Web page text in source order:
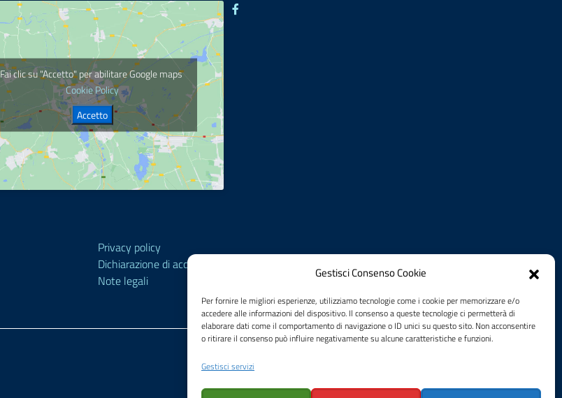
Gestisci Consenso Cookie
Per fornire le migliori esperienze, utilizziamo tecnologie come i cookie per memorizzare e/o
accedere alle informazioni del dispositivo. Il consenso a queste tecnologie ci permetterà di
elaborare dati come il comportamento di navigazione o ID unici su questo sito. Non acconsentire
o ritirare il consenso può influire negativamente su alcune caratteristiche e funzioni.
Gestisci servizi
Fai clic su "Accetto" per abilitare Google maps
Cookie Policy
Accetto
Privacy policy
Dichiarazione di accessibilità
Note legali